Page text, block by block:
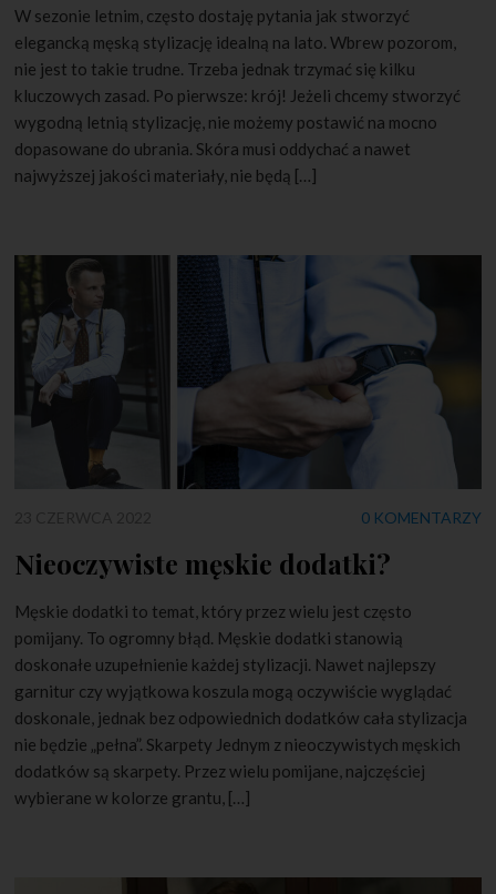
W sezonie letnim, często dostaję pytania jak stworzyć
elegancką męską stylizację idealną na lato. Wbrew pozorom,
nie jest to takie trudne. Trzeba jednak trzymać się kilku
kluczowych zasad. Po pierwsze: krój! Jeżeli chcemy stworzyć
wygodną letnią stylizację, nie możemy postawić na mocno
dopasowane do ubrania. Skóra musi oddychać a nawet
najwyższej jakości materiały, nie będą […]
0 KOMENTARZY
Nieoczywiste męskie dodatki?
Męskie dodatki to temat, który przez wielu jest często
pomijany. To ogromny błąd. Męskie dodatki stanowią
doskonałe uzupełnienie każdej stylizacji. Nawet najlepszy
garnitur czy wyjątkowa koszula mogą oczywiście wyglądać
doskonale, jednak bez odpowiednich dodatków cała stylizacja
nie będzie „pełna”. Skarpety Jednym z nieoczywistych męskich
dodatków są skarpety. Przez wielu pomijane, najczęściej
wybierane w kolorze grantu, […]